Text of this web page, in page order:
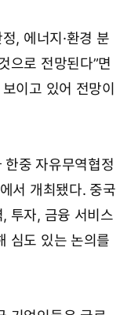
, 에너지·환경 분
으로 전망된다”면
이고 있어 전망이
중 자유무역협정
서 개최됐다. 중국
투자, 금융 서비스
심도 있는 논의를